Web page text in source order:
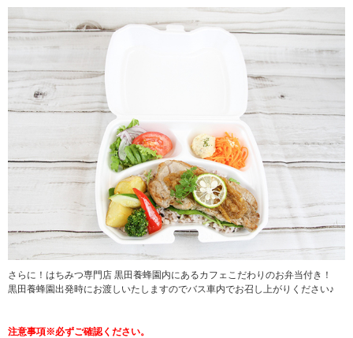
さらに！はちみつ専門店 黒田養蜂園内にあるカフェこだわりのお弁当付き！
黒田養蜂園出発時にお渡しいたしますのでバス車内でお召し上がりください♪
注意事項※必ずご確認ください。